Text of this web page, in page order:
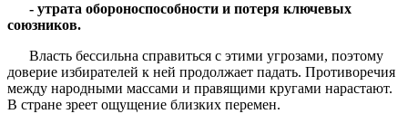
- утрата обороноспособности и потеря ключевых
союзников.
Власть бессильна справиться с этими угрозами, поэтому
доверие избирателей к ней продолжает падать. Противоречия
между народными массами и правящими кругами нарастают.
В стране зреет ощущение близких перемен.